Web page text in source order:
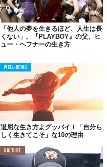
「他人の夢を生きるほど、人生は長
くない」。『PLAYBOY』の父、ヒ
ュー・ヘフナーの生き方
WELL-BEING
退屈な生き方よグッバイ！「自分ら
しく生きてこそ」な10の理由
CULTURE